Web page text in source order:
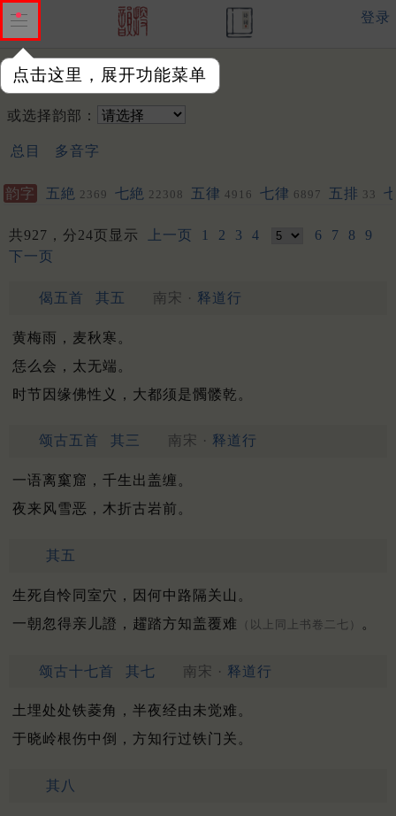
点击这里，展开功能菜单
登录
韵字：
或选择韵部：
总目 多音字
韵字 五絶 2369 七絶 22308 五律 4916 七律 6897 五排 33
共927，分24页显示 上一页 1 2 3 4 6 7 8
9
下一页
偈五首 其五 南宋 · 释道行
黄梅雨，麦秋寒。
恁么会，太无端。
时节因缘佛性义，大都须是髑髅乾。
颂古五首 其三 南宋 · 释道行
一语离窼窟，千生出盖缠。
夜来风雪恶，木折古岩前。
其五
生死自怜同室穴，因何中路隔关山。
一朝忽得亲儿證，趯踏方知盖覆难
（以上同上书卷二七） 。
颂古十七首 其七 南宋 · 释道行
土埋处处铁菱角，半夜经由未觉难。
于晓岭根伤中倒，方知行过铁门关。
其八